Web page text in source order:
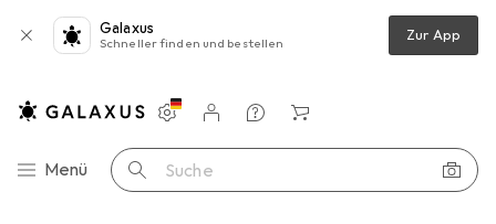
Galaxus
Schneller finden und bestellen Zur App
Navigation nach Kategorien
Menü Suche
Einstellungen
Kundenkonto
Vergleichslisten
Merklisten
Warenkorb